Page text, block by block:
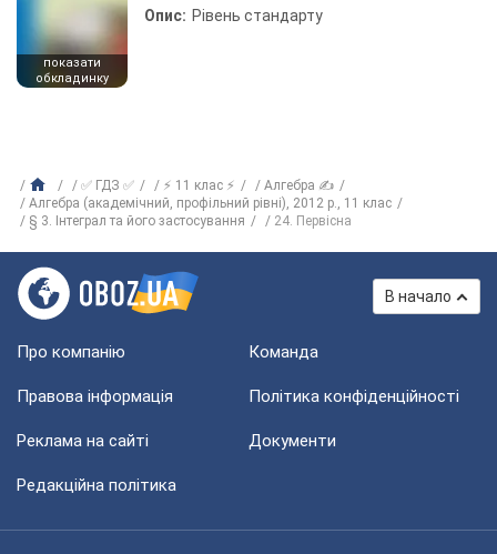
показати
обкладинку
Опис: Рівень стандарту
✅ ГДЗ ✅ ⚡ 11 клас ⚡
Алгебра ✍
Алгебра (академічний, профільний рівні), 2012 р., 11 клас
§ 3. Інтеграл та його застосування
24. Первісна
В начало
Про компанію Команда
Правова інформація Політика конфіденційності
Реклама на сайті Документи
Редакційна політика